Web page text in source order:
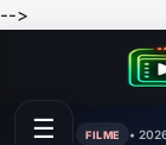
-->
FILME •
☰